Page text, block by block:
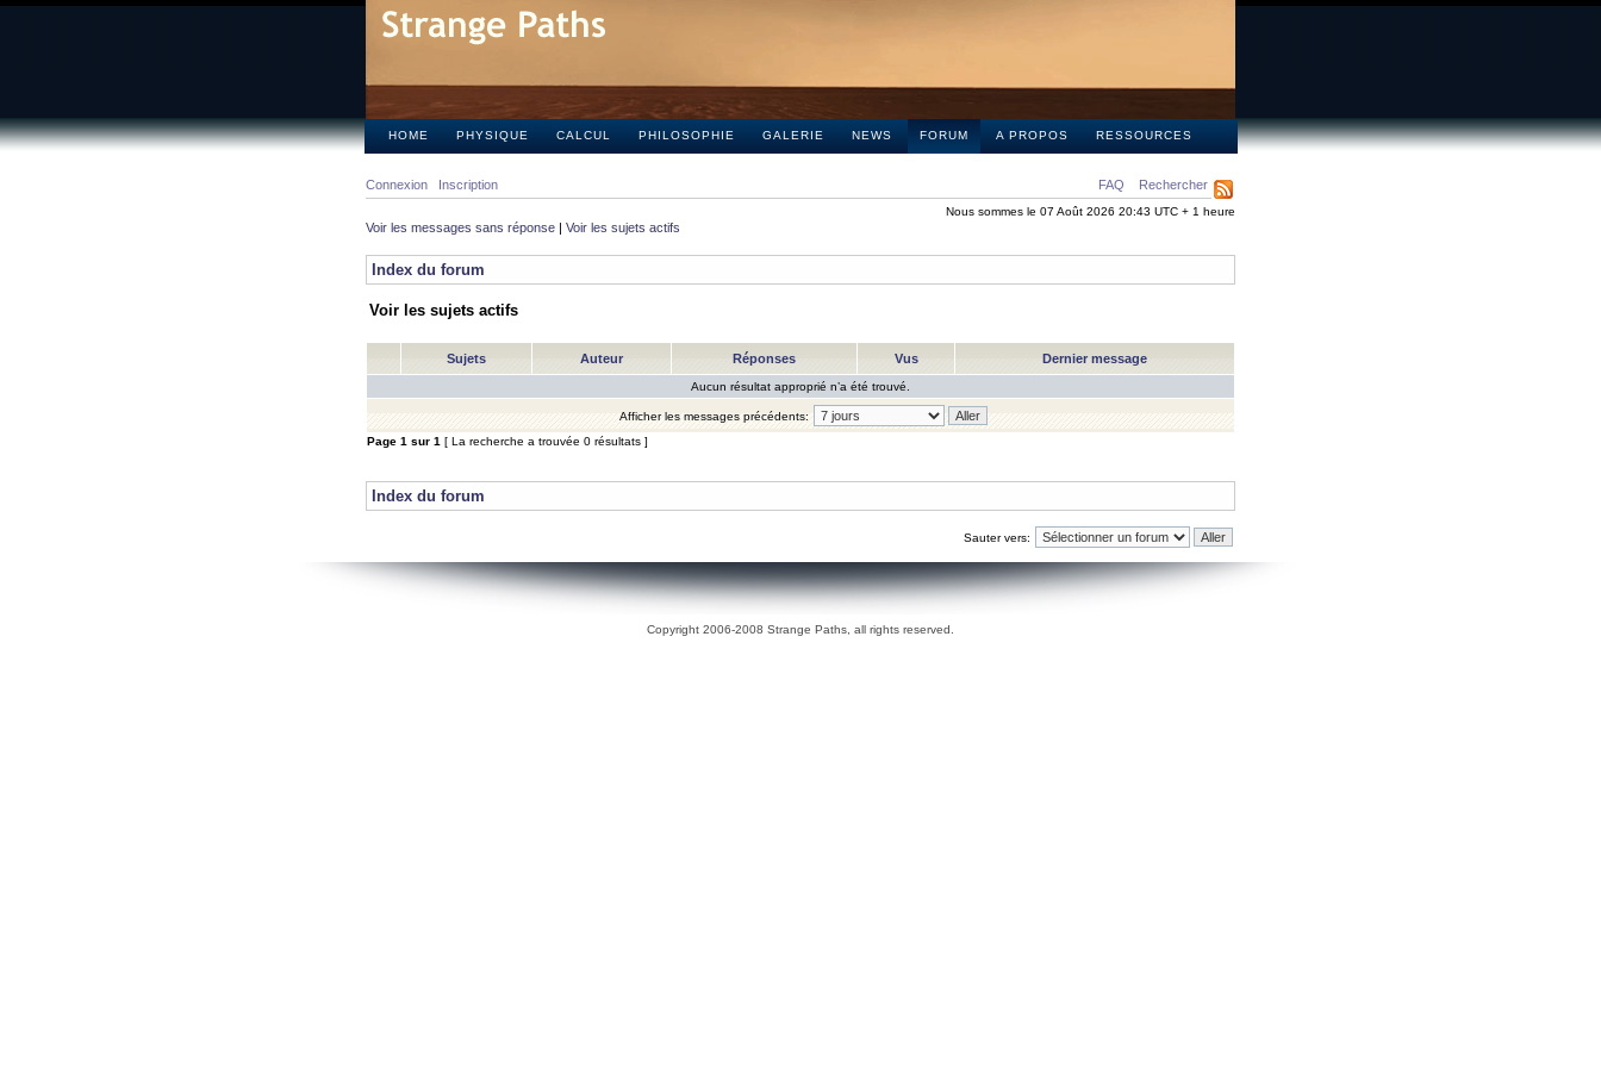
HOME PHYSIQUE CALCUL PHILOSOPHIE GALERIE NEWS FORUM A PROPOS RESSOURCES
FAQ Rechercher
Connexion Inscription
Nous sommes le 07 Août 2026 20:43 UTC + 1 heure
Voir les messages sans réponse | Voir les sujets actifs
Index du forum
Voir les sujets actifs
Sujets Auteur Réponses Vus Dernier message
Aucun résultat approprié n’a été trouvé.
Afficher les messages précédents:
Page 1 sur 1 [ La recherche a trouvée 0 résultats ]
Index du forum
Sauter vers:
Copyright 2006-2008 Strange Paths, all rights reserved.